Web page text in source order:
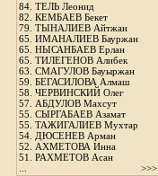
84. ТЕЛЬ Леонид
82. КЕМБАЕВ Бекет
79. ТЫНАЛИЕВ Айтжан
65. ИМАНАЛИЕВ Бауржан
65. НЫСАНБАЕВ Ерлан
65. ТИЛЕГЕНОВ Алибек
63. СМАГУЛОВ Бауыржан
59. БЕГАСИЛОВА Алмаш
58. ЧЕРВИНСКИЙ Олег
57. АБДУЛОВ Махсут
55. СЫРГАБАЕВ Азамат
55. ТАЖИГАЛИЕВ Мухтар
54. ДЮСЕНЕВ Арман
52. АХМЕТОВА Инна
51. РАХМЕТОВ Асан
>>>